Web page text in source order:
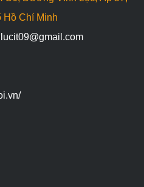
Hồ Chí Minh